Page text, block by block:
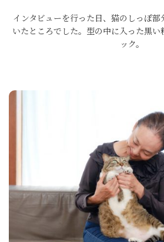
インタビューを行った日、猫のしっぽ
いたところでした。型の中に入った黒
ック。